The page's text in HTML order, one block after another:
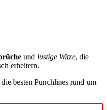
und lustige Witze, die
erheitern.
besten Punchlines rund um